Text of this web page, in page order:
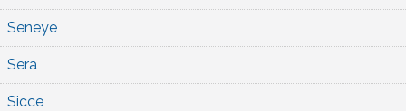
Seneye
Sera
Sicce